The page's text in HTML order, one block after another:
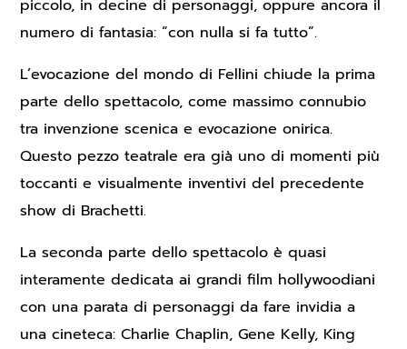
piccolo, in decine di personaggi, oppure ancora il
numero di fantasia: “con nulla si fa tutto”.
L’evocazione del mondo di Fellini chiude la prima
parte dello spettacolo, come massimo connubio
tra invenzione scenica e evocazione onirica.
Questo pezzo teatrale era già uno di momenti più
toccanti e visualmente inventivi del precedente
show di Brachetti.
La seconda parte dello spettacolo è quasi
interamente dedicata ai grandi film hollywoodiani
con una parata di personaggi da fare invidia a
una cineteca: Charlie Chaplin, Gene Kelly, King